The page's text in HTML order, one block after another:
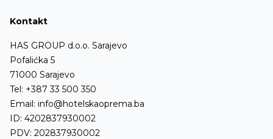
Kontakt
HAS GROUP d.o.o. Sarajevo
Pofalićka 5
71000 Sarajevo
Tel: +387 33 500 350
Email: info@hotelskaoprema.ba
ID: 4202837930002
PDV: 202837930002